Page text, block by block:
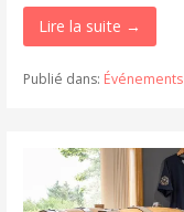
Lire la suite →
Publié dans: Événements